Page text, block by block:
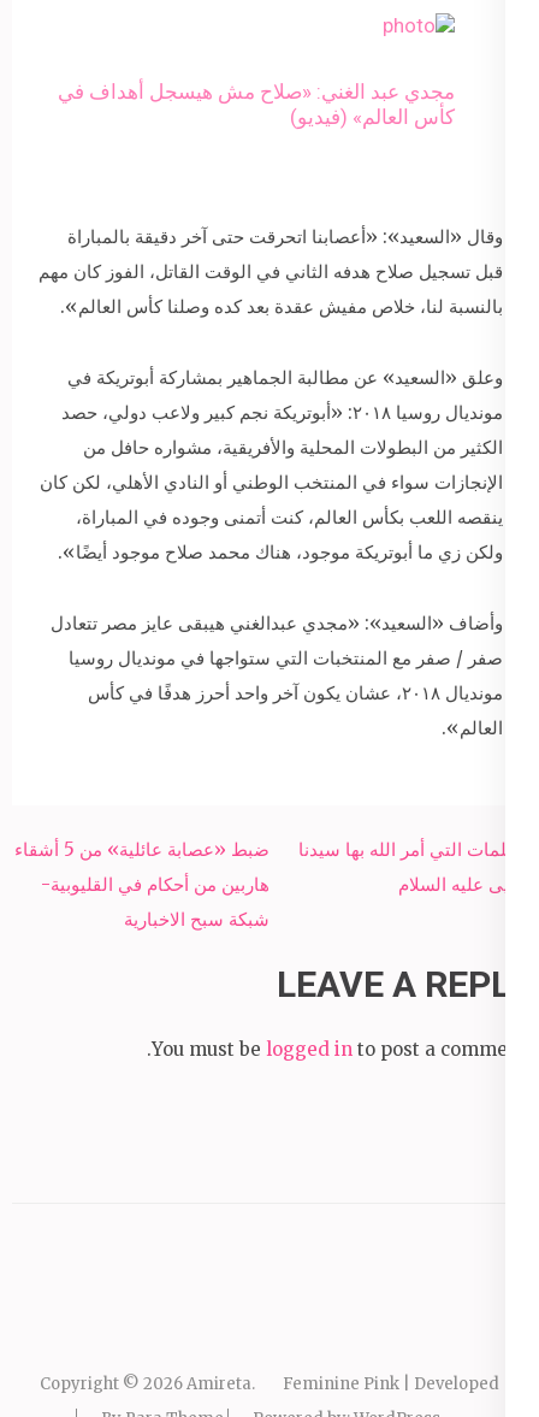
مجدي عبد الغني: «صلاح مش هيسجل أهداف في
كأس العالم» (فيديو)
وقال «السعيد»: «أعصابنا اتحرقت حتى آخر دقيقة بالمباراة
قبل تسجيل صلاح هدفه الثاني في الوقت القاتل، الفوز كان مهم
بالنسبة لنا، خلاص مفيش عقدة بعد كده وصلنا كأس العالم».
وعلق «السعيد» عن مطالبة الجماهير بمشاركة أبوتريكة في
مونديال روسيا ٢٠١٨: «أبوتريكة نجم كبير ولاعب دولي، حصد
الكثير من البطولات المحلية والأفريقية، مشواره حافل من
الإنجازات سواء في المنتخب الوطني أو النادي الأهلي، لكن كان
ينقصه اللعب بكأس العالم، كنت أتمنى وجوده في المباراة،
ولكن زي ما أبوتريكة موجود، هناك محمد صلاح موجود أيضًا».
وأضاف «السعيد»: «مجدي عبدالغني هيبقى عايز مصر تتعادل
صفر / صفر مع المنتخبات التي ستواجها في مونديال روسيا
مونديال ٢٠١٨، عشان يكون آخر واحد أحرز هدفًا في كأس
العالم».
Post
navigation
ضبط «عصابة عائلية» من 5 أشقاء
هاربين من أحكام في القليوبية-
شبكة سبح الاخبارية
الكلمات التي أمر الله بها سيدنا
يحيى عليه السلام
LEAVE A REPLY
You must be logged in to post a comment.
Copyright © 2026Amireta.
Feminine Pink | Developed